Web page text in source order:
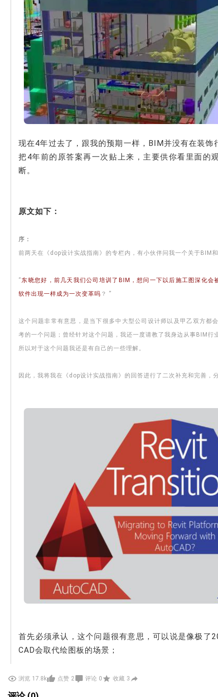
现在4年过去了，跟我的预期一样，BIM并没有在装饰
把4年前的原答案再一次贴上来，主要供你看里面的
断。
原文如下：
序：
前两天在《dop设计实战指南》的专栏内，有小伙伴问我一个关于BIM
“东晓您好，前几天我们公司培训了BIM，想问一下以后施工图深化会
软件出现一样成为一次变革吗 ？ ”
这个问题非常有意思，是当下很多中大型公司设计师以及甲乙双方都
考的一个问题；曾经针对这个问题，我还一度请教了我身边从事BIM行
所以对于这个问题我还是有自己的一些理解。
因此，我将我在《dop设计实战指南》的回答进行了二次补充和完善，
首先必须承认，这个问题很有意思，可以说是像极了
CAD会取代绘图板的场景；
也跟当下许多设计师担心人工智能会抢自己的饭碗一
人，据说分分钟可以出具几千张banner和海报。
浏览 17.8k 点赞 2 评论 0 收藏 3